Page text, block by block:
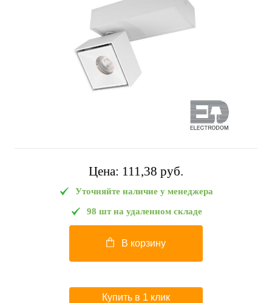
Цена: 111,38 pуб.
Уточняйте наличие у менеджера
98 шт на удаленном складе
В корзину
Купить в 1 клик